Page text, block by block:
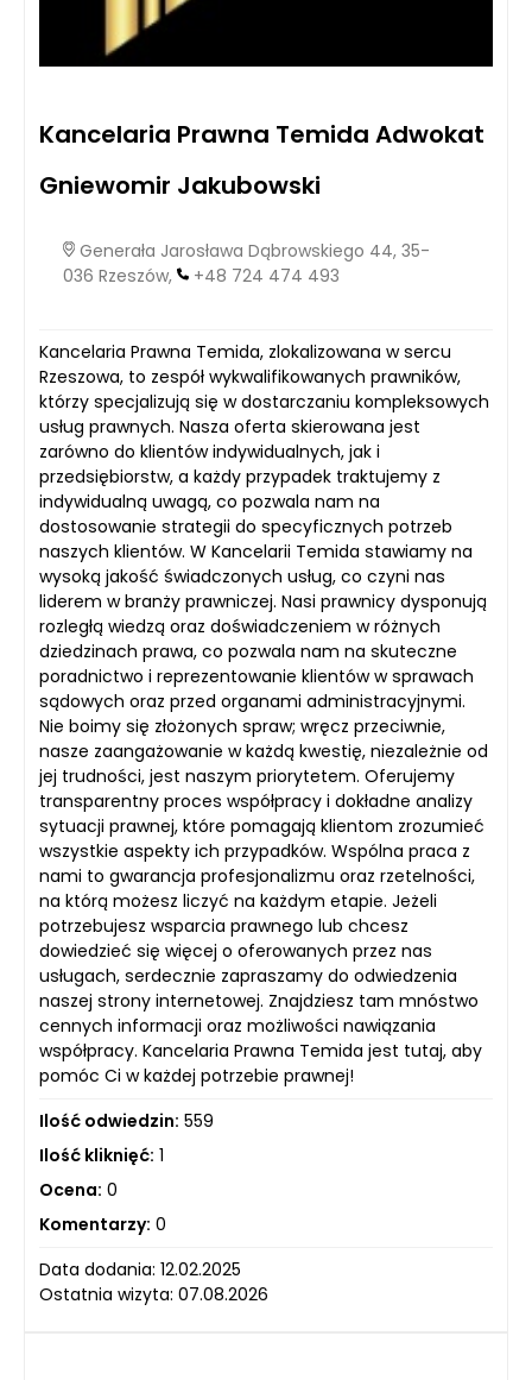
Kancelaria Prawna Temida Adwokat
Gniewomir Jakubowski
Generała Jarosława Dąbrowskiego 44, 35-
036 Rzeszów,
+48 724 474 493
Kancelaria Prawna Temida, zlokalizowana w sercu
Rzeszowa, to zespół wykwalifikowanych prawników,
którzy specjalizują się w dostarczaniu kompleksowych
usług prawnych. Nasza oferta skierowana jest
zarówno do klientów indywidualnych, jak i
przedsiębiorstw, a każdy przypadek traktujemy z
indywidualną uwagą, co pozwala nam na
dostosowanie strategii do specyficznych potrzeb
naszych klientów. W Kancelarii Temida stawiamy na
wysoką jakość świadczonych usług, co czyni nas
liderem w branży prawniczej. Nasi prawnicy dysponują
rozległą wiedzą oraz doświadczeniem w różnych
dziedzinach prawa, co pozwala nam na skuteczne
poradnictwo i reprezentowanie klientów w sprawach
sądowych oraz przed organami administracyjnymi.
Nie boimy się złożonych spraw; wręcz przeciwnie,
nasze zaangażowanie w każdą kwestię, niezależnie od
jej trudności, jest naszym priorytetem. Oferujemy
transparentny proces współpracy i dokładne analizy
sytuacji prawnej, które pomagają klientom zrozumieć
wszystkie aspekty ich przypadków. Wspólna praca z
nami to gwarancja profesjonalizmu oraz rzetelności,
na którą możesz liczyć na każdym etapie. Jeżeli
potrzebujesz wsparcia prawnego lub chcesz
dowiedzieć się więcej o oferowanych przez nas
usługach, serdecznie zapraszamy do odwiedzenia
naszej strony internetowej. Znajdziesz tam mnóstwo
cennych informacji oraz możliwości nawiązania
współpracy. Kancelaria Prawna Temida jest tutaj, aby
pomóc Ci w każdej potrzebie prawnej!
Ilość odwiedzin: 559
Ilość kliknięć: 1
Ocena: 0
Komentarzy: 0
Data dodania: 12.02.2025
Ostatnia wizyta: 07.08.2026